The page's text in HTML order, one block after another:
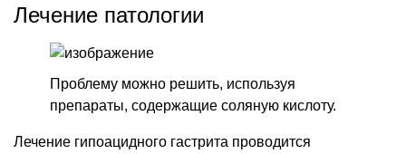
Лечение патологии
Проблему можно решить, используя
препараты, содержащие соляную кислоту.
Лечение гипоацидного гастрита проводится